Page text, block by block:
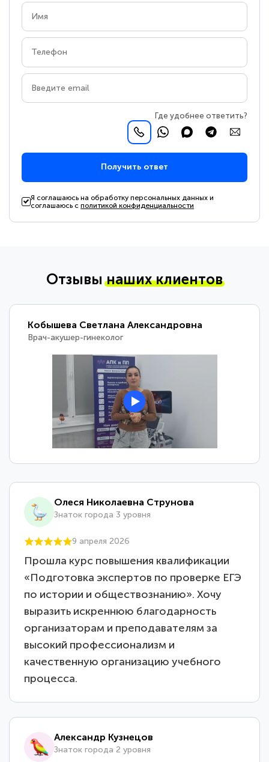
Где удобнее ответить?
Получить ответ
Я соглашаюсь на обработку персональных данных и
соглашаюсь сполитикой конфиденциальности
Отзывынаших клиентов
Кобышева Светлана Александровна
Врач-акушер-гинеколог
Олеся Николаевна Струнова
Знаток города 3 уровня
9 апреля 2026
Прошла курс повышения квалификации
«Подготовка экспертов по проверке ЕГЭ
по истории и обществознанию». Хочу
выразить искреннюю благодарность
организаторам и преподавателям за
высокий профессионализм и
качественную организацию учебного
процесса.
Александр Кузнецов
Знаток города 2 уровня